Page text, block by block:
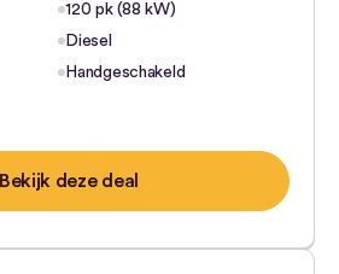
120 pk (88 kW)
Diesel
Handgeschakeld
Bekijk deze deal